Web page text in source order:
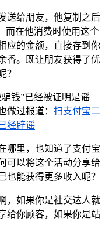
送给朋友，他复制之后
而在他消费时使用这个
应的金额，直接存到你
香。既让朋友获得了优
？
钱”已经被证明是谣
做过报道： 扫支付宝二
经辟谣
哪里，也知道了支付宝
可以将这个活动分享给
也能获得更多收入呢？
，如果你是社交达人就
给你顾客，如果你是站